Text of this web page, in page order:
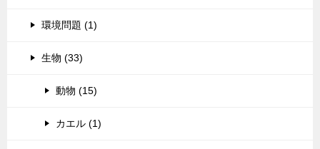
環境問題 (1)
生物 (33)
動物 (15)
カエル (1)